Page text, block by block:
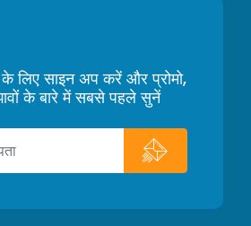
लिए साइन अप करें और प्रोमो,
के बारे में सबसे पहले सुनें